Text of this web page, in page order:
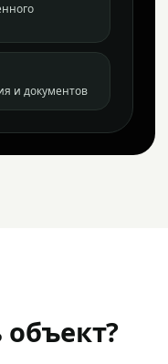
и документов